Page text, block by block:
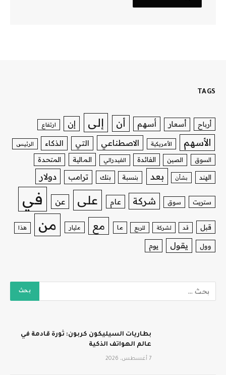
TAGS
أرباح أسعار أسهم أن إلى إن ارتفاع
الأسهم الأمريكية الاصطناعي التي الذكاء الرئيس
السوق الصين الفائدة الفيدرالي المالية المتحدة
الهند بشأن بعد بنسبة بنك ترامب دولار
ستريت سوق شركة عام على عن في
قبل قد لشركة للربع ما مع مليار من هذا
وول يقول يوم
بطاريات السيليكون كربون: ثورة قادمة في
عالم الهواتف الذكية
7 أغسطس، 2026